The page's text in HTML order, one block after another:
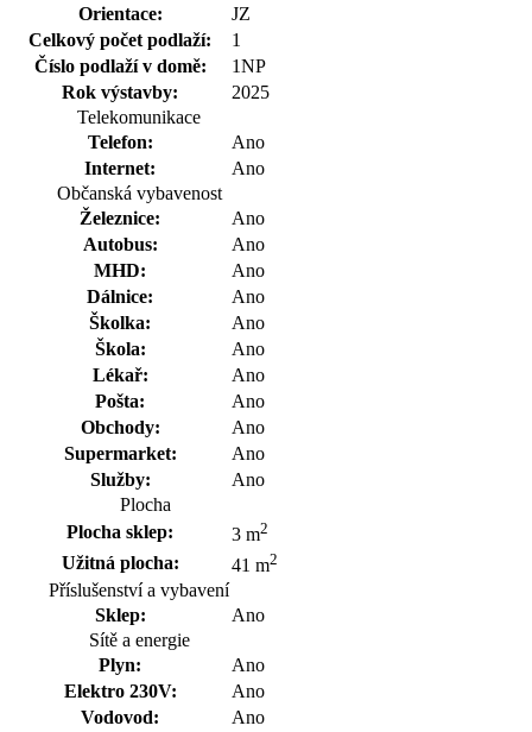
Orientace:
JZ
Celkový počet podlaží:
1
Číslo podlaží v domě:
1NP
Rok výstavby:
2025
Telekomunikace
Telefon:
Ano
Internet:
Ano
Občanská vybavenost
Železnice:
Ano
Autobus:
Ano
MHD:
Ano
Dálnice:
Ano
Školka:
Ano
Škola:
Ano
Lékař:
Ano
Pošta:
Ano
Obchody:
Ano
Supermarket:
Ano
Služby:
Ano
Plocha
Plocha sklep:
3 m2
Užitná plocha: 41 m2
Příslušenství a vybavení
Sklep:
Ano
Sítě a energie
Plyn:
Ano
Elektro 230V:
Ano
Vodovod:
Ano